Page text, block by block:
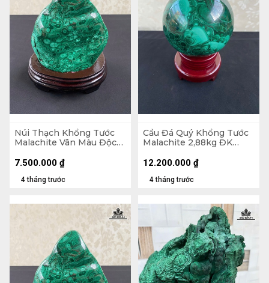
Núi Thạch Khổng Tước
Malachite Vân Màu Độc
18x14,5x7cm - Lên đế
4 tháng trước
7.500.000 ₫
Cầu Đá Quý Khổng Tước
Malachite 2,88kg ĐK
4 tháng trước
12.200.000 ₫